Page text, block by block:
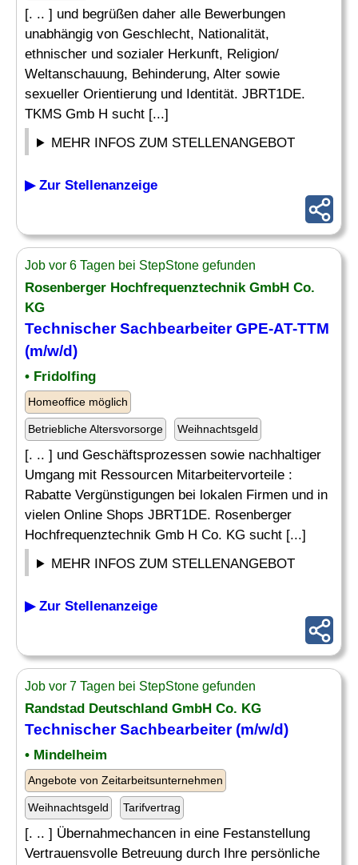
[. .. ] und begrüßen daher alle Bewerbungen
unabhängig von Geschlecht, Nationalität,
ethnischer und sozialer Herkunft, Religion/
Weltanschauung, Behinderung, Alter sowie
sexueller Orientierung und Identität. JBRT1DE.
TKMS Gmb H sucht [...]
MEHR INFOS ZUM STELLENANGEBOT
▶ Zur Stellenanzeige
Job vor 6 Tagen bei StepStone gefunden
Rosenberger Hochfrequenztechnik GmbH Co.
KG
Technischer SachbearbeiterGPE-AT-TTM
(m/w/d)
• Fridolfing
Homeoffice möglich
Betriebliche Altersvorsorge Weihnachtsgeld
[. .. ] und Geschäftsprozessen sowie nachhaltiger
Umgang mit Ressourcen Mitarbeitervorteile :
Rabatte Vergünstigungen bei lokalen Firmen und in
vielen Online Shops JBRT1DE. Rosenberger
Hochfrequenztechnik Gmb H Co. KG sucht [...]
MEHR INFOS ZUM STELLENANGEBOT
▶ Zur Stellenanzeige
Job vor 7 Tagen bei StepStone gefunden
Randstad Deutschland GmbH Co. KG
Technischer Sachbearbeiter(m/w/d)
• Mindelheim
Angebote von Zeitarbeitsunternehmen
Weihnachtsgeld Tarifvertrag
[. .. ] Übernahmechancen in eine Festanstellung
Vertrauensvolle Betreuung durch Ihre persönliche